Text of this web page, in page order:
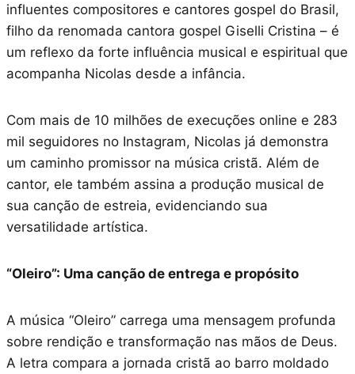
influentes compositores e cantores gospel do Brasil,
filho da renomada cantora gospel Giselli Cristina – é
um reflexo da forte influência musical e espiritual que
acompanha Nicolas desde a infância.
Com mais de 10 milhões de execuções online e 283
mil seguidores no Instagram, Nicolas já demonstra
um caminho promissor na música cristã. Além de
cantor, ele também assina a produção musical de
sua canção de estreia, evidenciando sua
versatilidade artística.
“Oleiro”: Uma canção de entrega e propósito
A música “Oleiro” carrega uma mensagem profunda
sobre rendição e transformação nas mãos de Deus.
A letra compara a jornada cristã ao barro moldado